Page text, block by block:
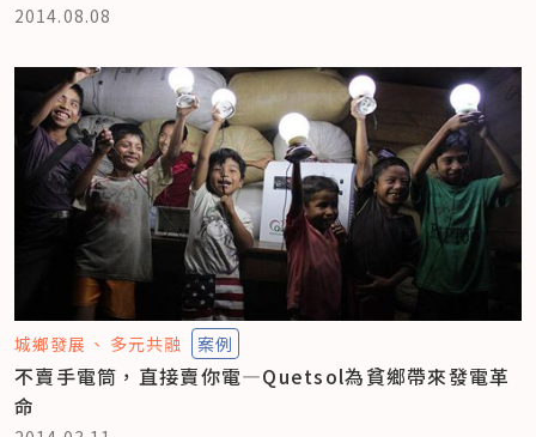
2014.08.08
城鄉發展 多元共融 案例
不賣手電筒，直接賣你電—Quetsol為貧鄉帶來發電革
命